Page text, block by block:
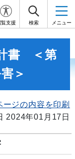
覧支援 検索 メニュー
書 ＜第
＞
ージの内容を印刷
2024年01月17日